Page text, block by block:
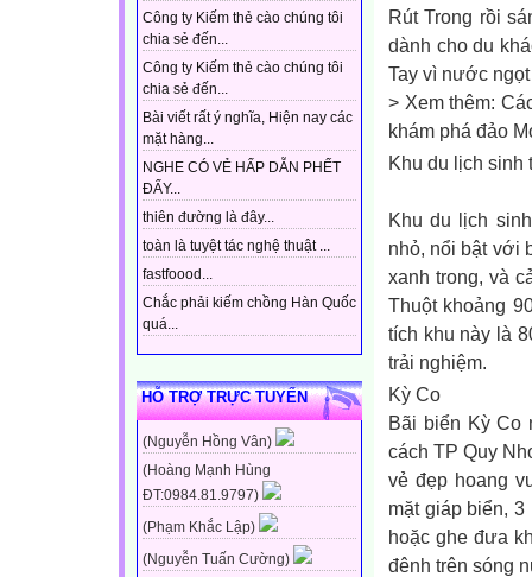
Công ty Kiếm thẻ cào chúng tôi
chia sẻ đến...
Công ty Kiếm thẻ cào chúng tôi
chia sẻ đến...
Bài viết rất ý nghĩa, Hiện nay các
mặt hàng...
NGHE CÓ VẺ HẤP DẪN PHẾT
ĐẤY...
thiên đường là đây...
toàn là tuyệt tác nghệ thuật ...
fastfoood...
Chắc phải kiếm chồng Hàn Quốc
quá...
HỖ TRỢ TRỰC TUYẾN
(Nguyễn Hồng Vân)
(Hoàng Mạnh Hùng
ĐT:0984.81.9797)
(Phạm Khắc Lập)
(Nguyễn Tuấn Cường)
Rút Trong rồi
dành cho du
Tay vì nước
> Xem thêm:
khám phá đảo
Khu du lịch sinh
Khu du lịch
nhỏ, nổi bật với
xanh trong, và
Thuột khoảng
tích khu này là
trải nghiệm.
Kỳ Co
Bãi biển Kỳ Co
cách TP Quy
vẻ đẹp hoang
mặt giáp biển,
hoặc ghe đưa
đênh trên sóng